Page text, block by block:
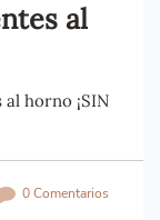
al
horno ¡SIN
0 Comentarios